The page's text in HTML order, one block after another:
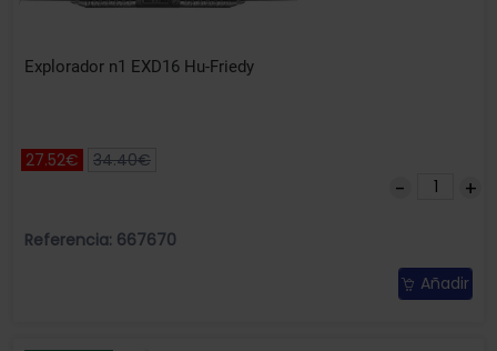
Explorador n1 EXD16 Hu-Friedy
27.52€ 34.40€
Referencia: 667670
Añadir